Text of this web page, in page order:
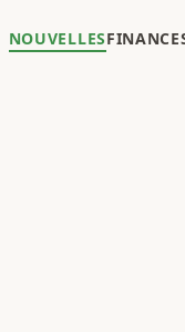
NOUVELLES